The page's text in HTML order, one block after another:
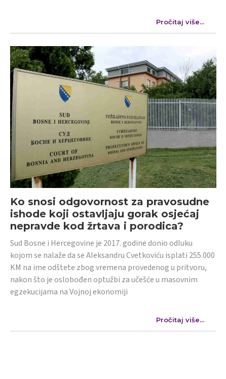
Pročitaj više...
Ko snosi odgovornost za pravosudne
ishode koji ostavljaju gorak osjećaj
nepravde kod žrtava i porodica?
Sud Bosne i Hercegovine je 2017. godine donio odluku
kojom se nalaže da se Aleksandru Cvetkoviću isplati 255.000
KM na ime odštete zbog vremena provedenog u pritvoru,
nakon što je oslobođen optužbi za učešće u masovnim
egzekucijama na Vojnoj ekonomiji
Pročitaj više...